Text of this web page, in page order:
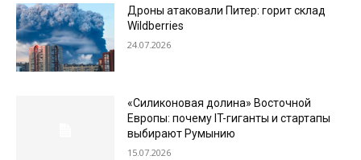
Дроны атаковали Питер: горит склад
Wildberries
24.07.2026
«Силиконовая долина» Восточной
Европы: почему IT-гиганты и стартапы
выбирают Румынию
15.07.2026